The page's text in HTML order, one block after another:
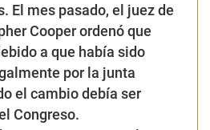
El mes pasado, el juez de
Cooper ordenó que
a que había sido
por la junta
el cambio debía ser
Congreso.